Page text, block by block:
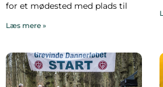
for et mødested med plads til
Læs mere »